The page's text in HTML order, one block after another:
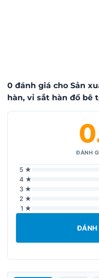
0 đánh giá cho Sản
hàn, vỉ sắt hàn đổ bê
ĐÁNH
5 ★
4 ★
3 ★
2 ★
1 ★
ĐÁNH